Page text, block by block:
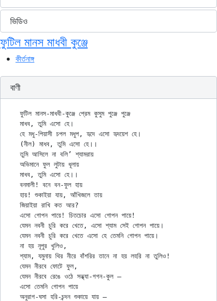
ভিডিও
ফুটিল মানস মাধবী কুঞ্জে
কীর্তনাঙ্গ
বাণী
ফুটিল মানস-মাধবী-কুঞ্জে প্রেম কুসুম পুঞ্জে পুঞ্জে
মাধব, তুমি এসো হে।
হে মধু-পিয়াসী চপল মধুপ, হৃদে এসো হৃদয়েশ হে।
(নীল) মাধব, তুমি এসো হে।।
তুমি আসিলে না বলি’ শ্যামরায়
অভিমানে ফুল লুটায় ধূলায়
মাধব, তুমি এসো হে।।
বনমালী! বনে বন-ফুল হায়
হায়! শুকাইয়া যায়, আঁখিজলে তায়
জিয়াইয়া রাখি কত আর?
এসো গোপন পায়ে! চিতচোর এসো গোপন পায়ে!
যেমন নবনী চুরি করে খেতে, এসো শ্যাম সেই গোপন পায়ে।
যেমন নবনী চুরি করে খেতে এসো হে তেমনি গোপন পায়ে।
না হয় নূপুর খুলিও,
শ্যাম, যমুনায় থির নীরে বাঁশরির তানে না হয় লহরি না তুলিও!
যেমন নীরবে ফোটে ফুল,
যেমন নীরবে রেঙে ওঠে সন্ধ্যা-গগন-কুল —
এসো তেমনি গোপন পায়ে
অনুরাগ-ঘসা হরি-চন্দন শুকায়ে যায় —